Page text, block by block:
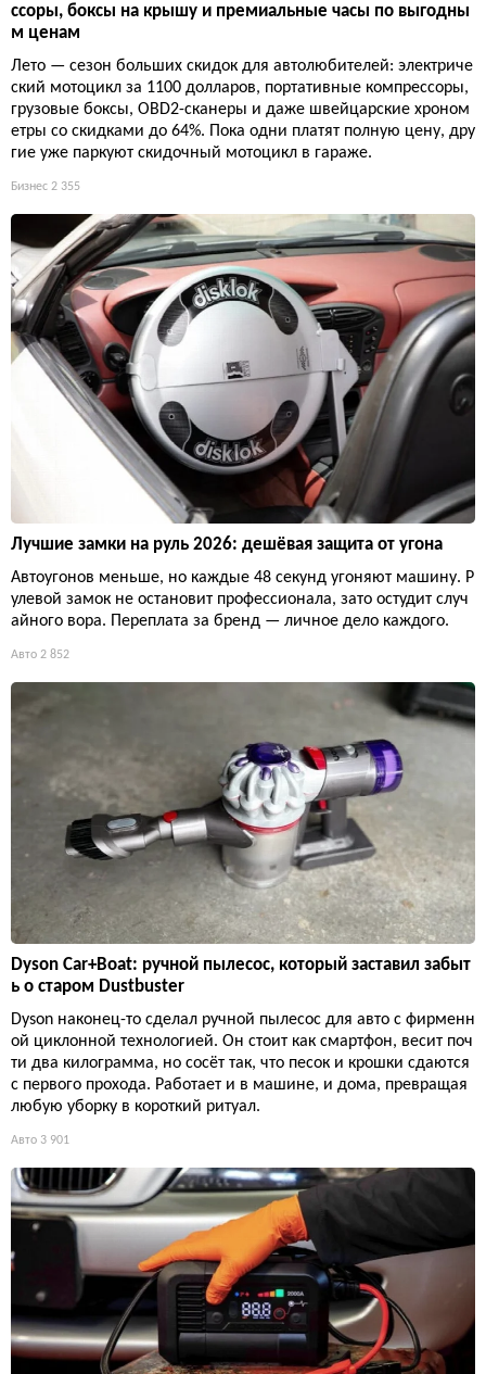
ссоры, боксы на крышу и премиальные часы по выгодны
м ценам
Лето — сезон больших скидок для автолюбителей: электриче
ский мотоцикл за 1100 долларов, портативные компрессоры,
грузовые боксы, OBD2-сканеры и даже швейцарские хроном
етры со скидками до 64%. Пока одни платят полную цену, дру
гие уже паркуют скидочный мотоцикл в гараже.
Бизнес 2 355
Лучшие замки на руль 2026: дешёвая защита от угона
Автоугонов меньше, но каждые 48 секунд угоняют машину. Р
улевой замок не остановит профессионала, зато остудит случ
айного вора. Переплата за бренд — личное дело каждого.
Авто 2 852
Dyson Car+Boat: ручной пылесос, который заставил забыт
ь о старом Dustbuster
Dyson наконец-то сделал ручной пылесос для авто с фирменн
ой циклонной технологией. Он стоит как смартфон, весит поч
ти два килограмма, но сосёт так, что песок и крошки сдаются
с первого прохода. Работает и в машине, и дома, превращая
любую уборку в короткий ритуал.
Авто 3 901